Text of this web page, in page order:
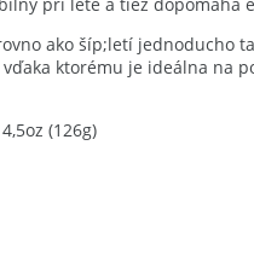
ako šíp;letí jednoducho
ktorému je ideálna na
(126g)